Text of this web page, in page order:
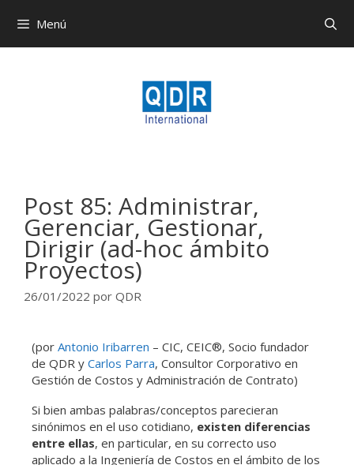
Menú
Post 85: Administrar,
Gerenciar, Gestionar,
Dirigir (ad-hoc ámbito
Proyectos)
26/01/2022 por QDR
(por Antonio Iribarren – CIC, CEIC®️, Socio fundador
de QDR y Carlos Parra, Consultor Corporativo en
Gestión de Costos y Administración de Contrato)
Si bien ambas palabras/conceptos parecieran
sinónimos en el uso cotidiano, existen diferencias
entre ellas, en particular, en su correcto uso
aplicado a la Ingeniería de Costos en el ámbito de los